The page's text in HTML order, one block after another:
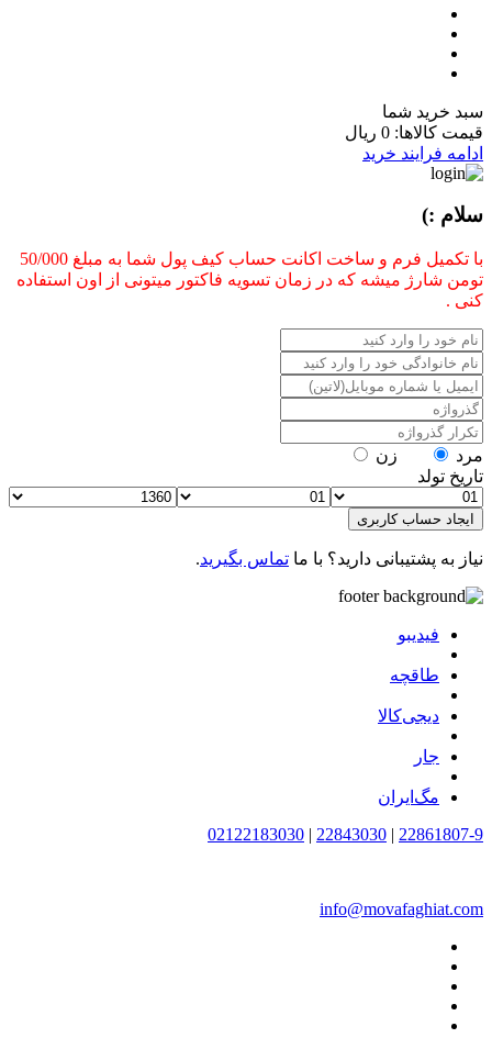
سبد خرید شما
قیمت کالاها: 0 ریال
ادامه فرایند خرید
سلام :)
با تکمیل فرم و ساخت اکانت حساب کیف پول شما به مبلغ 50/000
تومن شارژ میشه که در زمان تسویه فاکتور میتونی از اون استفاده
کنی .
مرد
زن
تاریخ تولد
ایجاد حساب کاربری
نیاز به پشتیبانی دارید؟ با ما تماس بگیرید.
فیدیبو
طاقچه
دیجی‌کالا
جار
مگ‌ایران
22861807-9
|
22843030
|
02122183030
info@movafaghiat.com